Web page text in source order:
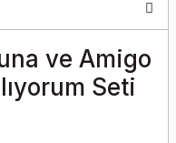
ve Amigo
Seti